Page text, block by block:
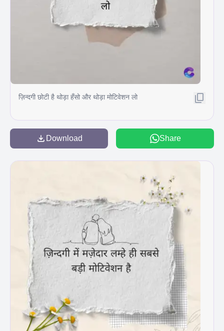
ज़िन्दगी छोटी है थोड़ा हँसो और थोड़ा मोटिवेशन लो
Download Share